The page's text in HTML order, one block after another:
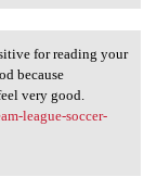
for reading your
because
very good.
league-soccer-